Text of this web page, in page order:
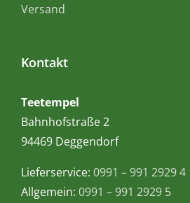
Versand
Kontakt
Teetempel
Bahnhofstraße 2
94469 Deggendorf
Lieferservice: 0991 – 991 2929 4
Allgemein: 0991 – 991 2929 5